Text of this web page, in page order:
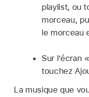
playlist, ou
morceau,
le morceau
Sur l’écran
touchez
La musique que